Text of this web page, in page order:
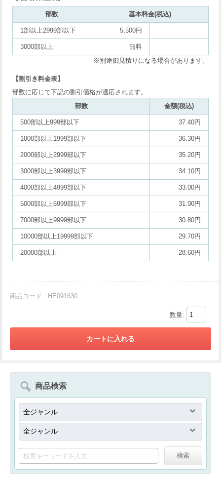
部数 基本料金(税込)
1部以上2999部以下 5,500円
3000部以上
無料
※別途御見積りになる場合があります。
【割引き料金表】
部数に応じて下記の割引価格が適応されます。
部数
金額(税込)
500部以上999部以下 37.40円
1000部以上1999部以下 36.30円
2000部以上2999部以下 35.20円
3000部以上3999部以下 34.10円
4000部以上4999部以下 33.00円
5000部以上6999部以下 31.90円
7000部以上9999部以下 30.80円
10000部以上19999部以下 29.70円
20000部以上 28.60円
商品コード : HE091630
数量:
商品検索